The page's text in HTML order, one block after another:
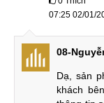
07:25 02/01/
08-
Dạ, sản
khách